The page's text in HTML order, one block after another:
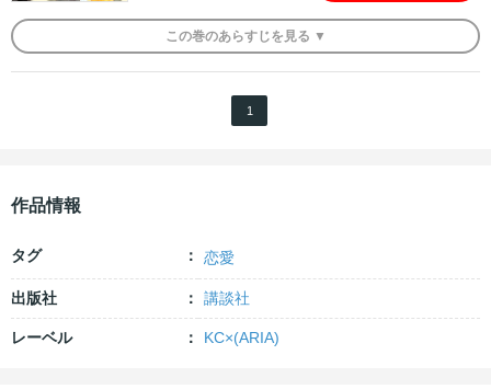
この巻のあらすじを 見る ▼
1
作品情報
タグ 恋愛
出版社 講談社
レーベル KC×(ARIA)